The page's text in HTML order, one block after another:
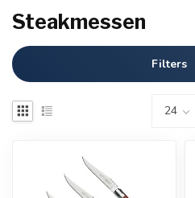
Steakmessen
Filters